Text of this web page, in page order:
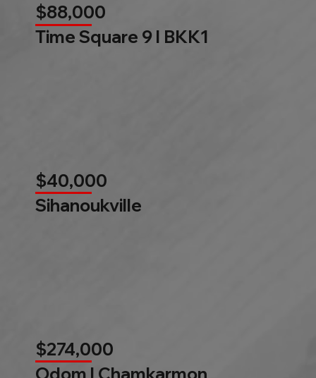
$88,000
Time Square 9 l BKK1
$40,000
Sihanoukville
$274,000
Odom l Chamkarmon